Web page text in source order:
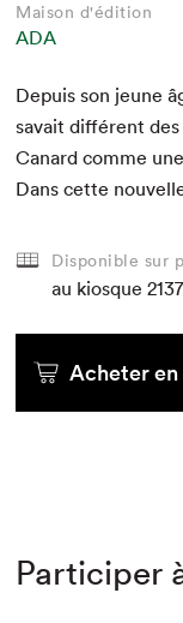
Maison d'édition
ADA
Depuis son jeune
savait dif­férent
Canard comme
Dans cette
Disponible sur
au kiosque 2137
Acheter
Participer